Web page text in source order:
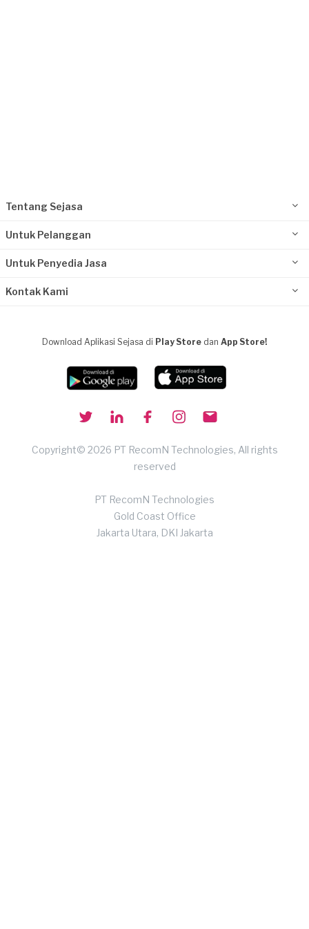
Tentang Sejasa
Untuk Pelanggan
Untuk Penyedia Jasa
Kontak Kami
Download Aplikasi Sejasa di Play Store dan App Store!
Copyright© 2026 PT RecomN Technologies, All rights
reserved
PT RecomN Technologies
Gold Coast Office
Jakarta Utara, DKI Jakarta